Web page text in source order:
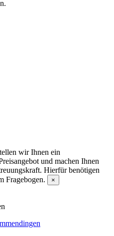
wir Ihnen ein
und machen Ihnen
Hierfür benötigen
Fragebogen.
×